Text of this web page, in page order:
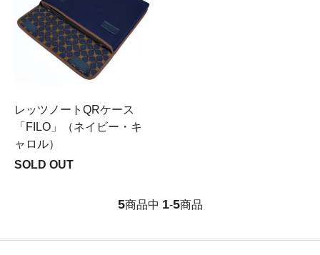
レッツノートQRケース
「FILO」（ネイビー・キ
ャロル）
SOLD OUT
5商品中 1-5商品